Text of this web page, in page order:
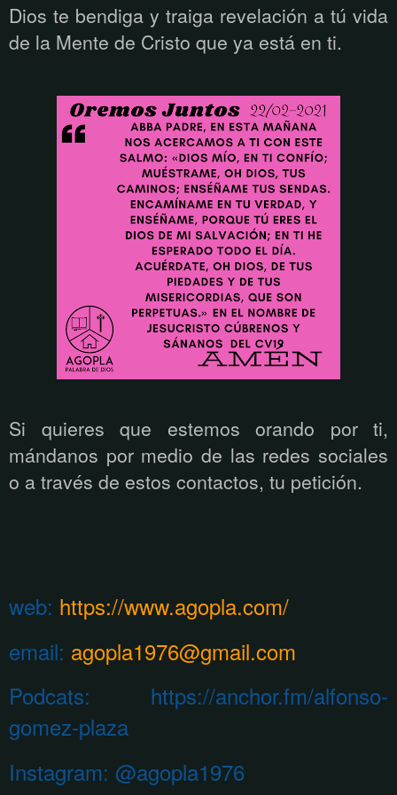
Dios te bendiga y traiga revelación a tú vida
de la Mente de Cristo que ya está en ti.
Si quieres que estemos orando por ti,
mándanos por medio de las redes sociales
o a través de estos contactos, tu petición.
web: https://www.agopla.com/
email: agopla1976@gmail.com
Podcats: https://anchor.fm/alfonso-
gomez-plaza
Instagram: @agopla1976